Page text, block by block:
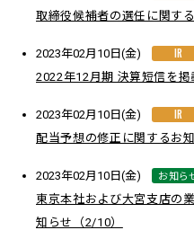
取締役候補者の選任に関す
2023年02月10日(金) IR
2022年12月期 決算短信を掲
2023年02月10日(金) IR
配当予想の修正に関するお
2023年02月10日(金) お知ら
東京本社および大宮支店の
知らせ（2/10）